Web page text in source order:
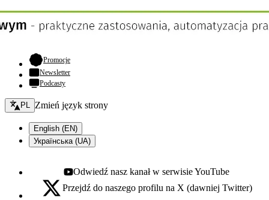
Promocje- otwiera się w nowej karcie
Newsletter
Podcasty
Zmień język - bieżący:
PL Zmień język strony
English (EN)
Українська (UA)
Youtube - otwiera się w nowej karcie
Odwiedź nasz kanał w serwisie YouTube
X - otwiera się w nowej karcie
Przejdź do naszego profilu na X (dawniej Twitter)